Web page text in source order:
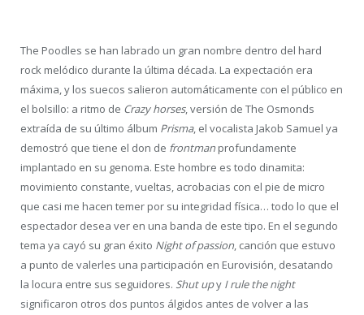
The Poodles se han labrado un gran nombre dentro del hard
rock melódico durante la última década. La expectación era
máxima, y los suecos salieron automáticamente con el público en
el bolsillo: a ritmo de Crazy horses, versión de The Osmonds
extraída de su último álbum Prisma, el vocalista Jakob Samuel ya
demostró que tiene el don de frontman profundamente
implantado en su genoma. Este hombre es todo dinamita:
movimiento constante, vueltas, acrobacias con el pie de micro
que casi me hacen temer por su integridad física… todo lo que el
espectador desea ver en una banda de este tipo. En el segundo
tema ya cayó su gran éxito Night of passion, canción que estuvo
a punto de valerles una participación en Eurovisión, desatando
la locura entre sus seguidores. Shut upy I rule the night
significaron otros dos puntos álgidos antes de volver a las